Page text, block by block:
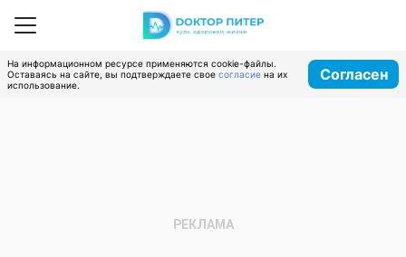
На информационном ресурсе применяются cookie-файлы.
Оставаясь на сайте, вы подтверждаете свое согласие на их
использование.
Согласен